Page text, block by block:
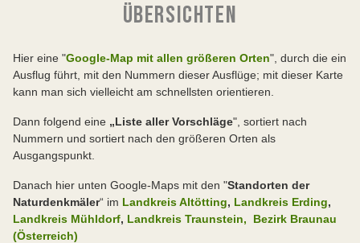
ÜBERSICHTEN
Hier eine "Google-Map mit allen größeren Orten", durch die ein
Ausflug führt, mit den Nummern dieser Ausflüge; mit dieser Karte
kann man sich vielleicht am schnellsten orientieren.
Dann folgend eine „Liste aller Vorschläge", sortiert nach
Nummern und sortiert nach den größeren Orten als
Ausgangspunkt.
Danach hier unten Google-Maps mit den "Standorten der
Naturdenkmäler“ im Landkreis Altötting, Landkreis Erding,
Landkreis Mühldorf, Landkreis Traunstein,
Bezirk Braunau
(Österreich)